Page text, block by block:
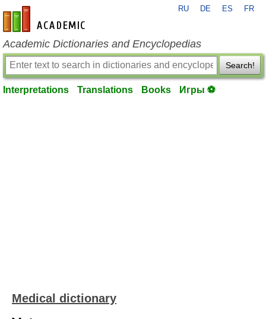
en-academic.com
RU DE ES FR
Academic Dictionaries and Encyclopedias
Search!
Interpretations Translations Books Игры ⚽
Medical dictionary